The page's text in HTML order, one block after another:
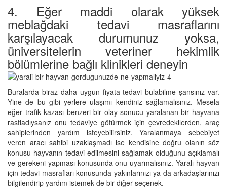
4. Eğer maddi olarak yüksek
meblağdaki tedavi masraflarını
karşılayacak durumunuz yoksa,
üniversitelerin veteriner hekimlik
bölümlerine bağlı klinikleri deneyin
Buralarda biraz daha uygun fiyata tedavi bulabilme şansınız var.
Yine de bu gibi yerlere ulaşımı kendiniz sağlamalısınız. Mesela
eğer trafik kazası benzeri bir olay sonucu yaralanan bir hayvana
rastladıysanız onu tedaviye götürmek için çevredekilerden, araç
sahiplerinden yardım isteyebilirsiniz. Yaralanmaya sebebiyet
veren aracı sahibi uzaklaşmadı ise kendisine doğru olanın söz
konusu hayvanın tedavi edilmesini sağlamak olduğunu açıklamalı
ve gerekeni yapması konusunda onu uyarmalısınız. Yaralı hayvan
için tedavi masrafları konusunda yakınlarınızı ya da arkadaşlarınızı
bilgilendirip yardım istemek de bir diğer seçenek.